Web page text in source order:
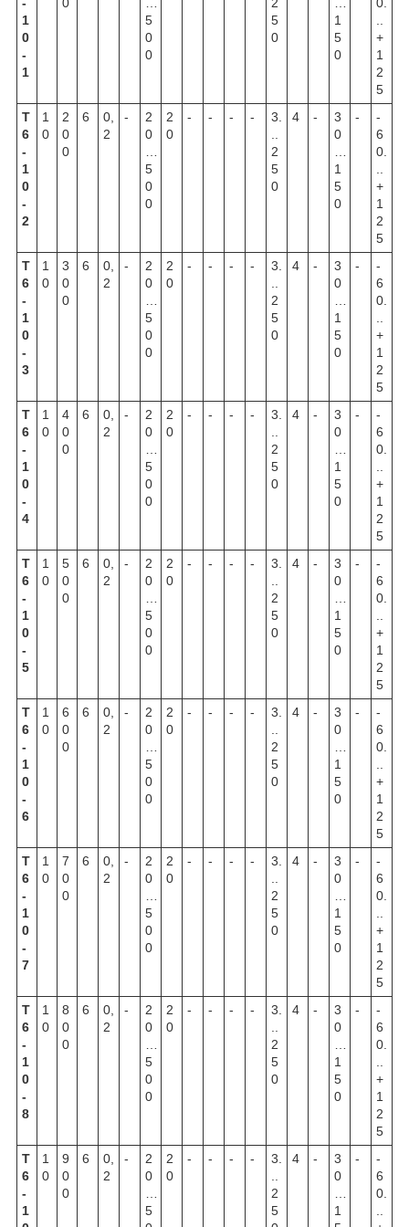
1
0
-
1
5
0
0
5
0
1
5
0
+
1
2
5
Т
6
-
1
0
-
2
1
0
2
0
0
6
0,
2
-
2
0
5
0
0
2
0
- - - -
3.
2
5
0
4 -
3
0
1
5
0
-
-
6
0.
+
1
2
5
Т
6
-
1
0
-
3
1
0
3
0
0
6
0,
2
-
2
0
5
0
0
2
0
- - - -
3.
2
5
0
4 -
3
0
1
5
0
-
-
6
0.
+
1
2
5
Т
6
-
1
0
-
4
1
0
4
0
0
6
0,
2
-
2
0
5
0
0
2
0
- - - -
3.
2
5
0
4 -
3
0
1
5
0
-
-
6
0.
+
1
2
5
Т
6
-
1
0
-
5
1
0
5
0
0
6
0,
2
-
2
0
5
0
0
2
0
- - - -
3.
2
5
0
4 -
3
0
1
5
0
-
-
6
0.
+
1
2
5
Т
6
-
1
0
-
6
1
0
6
0
0
6
0,
2
-
2
0
5
0
0
2
0
- - - -
3.
2
5
0
4 -
3
0
1
5
0
-
-
6
0.
+
1
2
5
Т
6
-
1
0
-
7
1
0
7
0
0
6
0,
2
-
2
0
5
0
0
2
0
- - - -
3.
2
5
0
4 -
3
0
1
5
0
-
-
6
0.
+
1
2
5
Т
6
-
1
0
-
8
1
0
8
0
0
6
0,
2
-
2
0
5
0
0
2
0
- - - -
3.
2
5
0
4 -
3
0
1
5
0
-
-
6
0.
+
1
2
5
Т
6
-
1
1
0
9
0
0
6
0,
2
-
2
0
5
2
0
- - - -
3.
2
5
4 -
3
0
1
-
-
6
0.